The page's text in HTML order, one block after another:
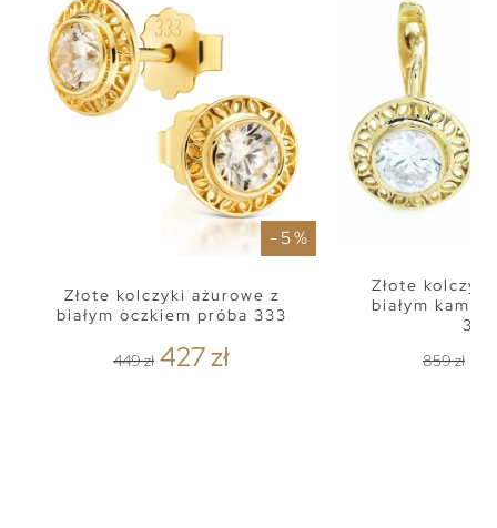
- 5 %
Złote kolczyki ażurowe z
białym oczkiem próba 333
449 zł 427 zł
Złote
białym
333
859 zł